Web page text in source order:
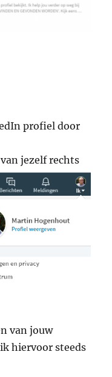
profiel door
jezelf rechts
van jouw
hiervoor steeds